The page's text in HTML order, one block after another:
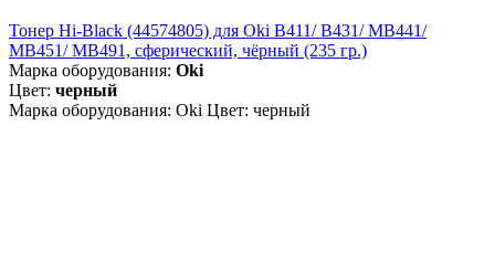
Тонер Hi-Black (44574805) для Oki B411/ B431/ MB441/
MB451/ MB491, сферический, чёрный (235 гр.)
Марка оборудования: Oki
Цвет: черный
Марка оборудования: Oki Цвет: черный